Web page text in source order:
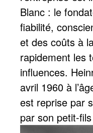
Blanc : le
fiabilité,
et des coûts à
rapidement les
influences.
avril 1960 à
est reprise par
par son petit-